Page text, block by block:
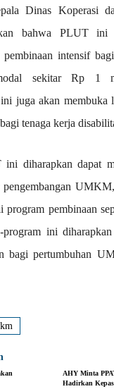
Dinas Koperasi
bahwa PLUT ini
pembinaan intensif
sekitar Rp 1
juga akan membuka
tenaga kerja
ini diharapkan dapat
program pembinaan
ini diharapkan
bagi pertumbuhan
AHY Minta
Hadirkan